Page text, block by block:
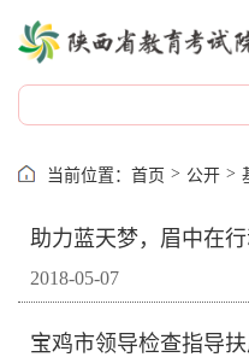
当前位置： 首页 > 公开 >
助力蓝天梦，眉中在
2018-05-07
宝鸡市领导检查指导